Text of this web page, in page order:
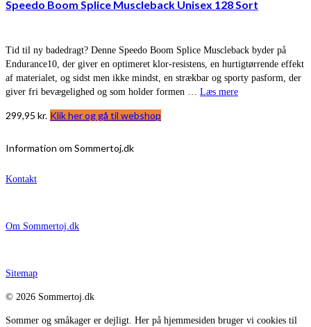
Speedo Boom Splice Muscleback Unisex 128 Sort
Tid til ny badedragt? Denne Speedo Boom Splice Muscleback byder på
Endurance10, der giver en optimeret klor-resistens, en hurtigtørrende effekt
af materialet, og sidst men ikke mindst, en strækbar og sporty pasform, der
giver fri bevægelighed og som holder formen … Læs mere
299,95 kr. Klik her og gå til webshop
Information om Sommertoj.dk
Kontakt
Om Sommertoj.dk
Sitemap
© 2026 Sommertoj.dk
Sommer og småkager er dejligt. Her på hjemmesiden bruger vi cookies til